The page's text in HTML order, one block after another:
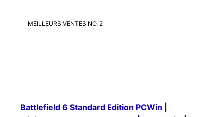
MEILLEURS VENTES NO. 2
Battlefield 6 Standard Edition PCWin |